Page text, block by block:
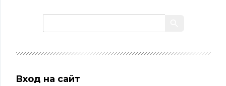
Вход на сайт